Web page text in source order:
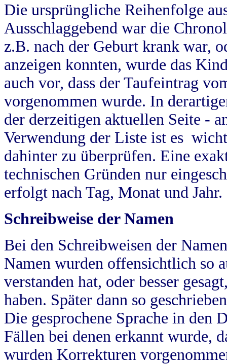
Die ursprüngliche Reihenfolge
Ausschlaggebend war die
z.B. nach der Geburt krank war,
anzeigen konnten, wurde das
auch vor, dass der Taufeintrag
vorgenommen wurde. In
der derzeitigen aktuellen Seite -
Verwendung der Liste ist es
dahinter zu überprüfen. Eine
technischen Gründen nur
erfolgt nach Tag, Monat und Jahr.
Schreibweise der Namen
Bei den Schreibweisen der
Namen wurden offensichtlich so
verstanden hat, oder besser
haben. Später dann so
Die gesprochene Sprache in
Fällen bei denen erkannt wurde,
wurden Korrekturen